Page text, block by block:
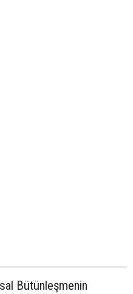
Bütünleşmenin